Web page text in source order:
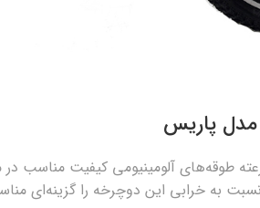
آلومینیومی کیفیت مناسب در
به خرابی این دوچرخه را گزینه‌ای